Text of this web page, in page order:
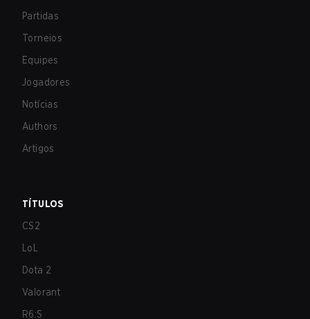
Partidas
Torneios
Equipes
Jogadores
Notícias
Authors
Artigos
TÍTULOS
CS2
LoL
Dota 2
Valorant
R6:S